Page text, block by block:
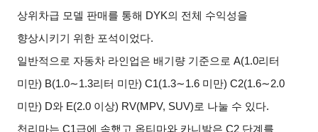
상위차급 모델 판매를 통해 DYK의 전체 수익성을
향상시키기 위한 포석이었다.
일반적으로 자동차 라인업은 배기량 기준으로 A(1.0리터
미만) B(1.0∼1.3리터 미만) C1(1.3∼1.6 미만) C2(1.6∼2.0
미만) D와 E(2.0 이상) RV(MPV, SUV)로 나눌 수 있다.
천리마는 C1급에 속했고 옵티마와 카니발은 C2 단계를